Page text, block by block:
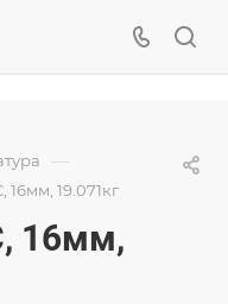
—
19.071кг
16мм,